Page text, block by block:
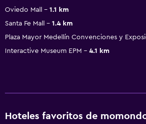
Oviedo Mall
1.1 km
Santa Fe Mall
1.4 km
Plaza Mayor Medellín Convenciones y
Interactive Museum EPM
4.1 km
Hoteles favoritos de